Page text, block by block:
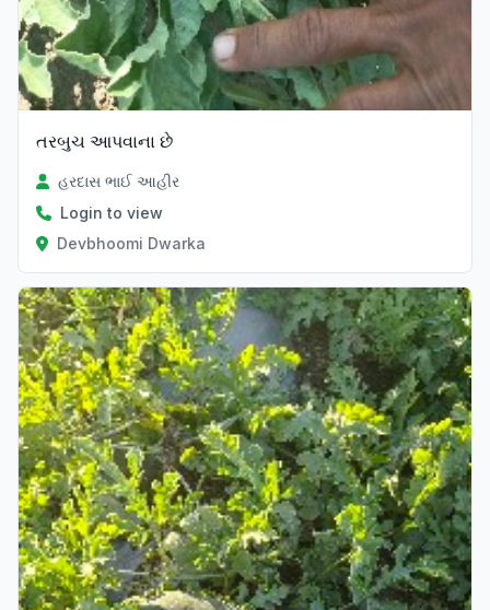
તરબુચ આપવાના છે
હરદાસ ભાઈ આહીર
Login to view
Devbhoomi Dwarka